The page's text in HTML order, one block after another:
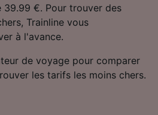
€. Pour trouver des
Trainline vous
à l'avance.
de voyage pour comparer
les tarifs les moins chers.